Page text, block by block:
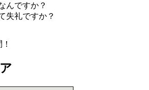
んですか？
失礼ですか？